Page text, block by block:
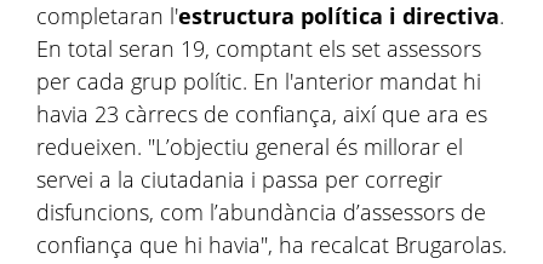
completaran l'estructura política i directiva.
En total seran 19, comptant els set assessors
per cada grup polític. En l'anterior mandat hi
havia 23 càrrecs de confiança, així que ara es
redueixen. "L’objectiu general és millorar el
servei a la ciutadania i passa per corregir
disfuncions, com l’abundància d’assessors de
confiança que hi havia", ha recalcat Brugarolas.